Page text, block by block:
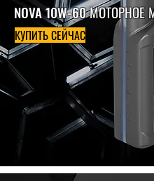
NOVA 10W-60
КУПИТЬ СЕЙЧАС